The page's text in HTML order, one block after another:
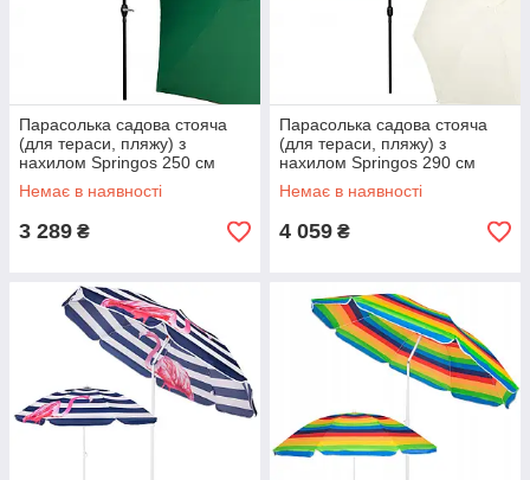
Парасолька садова стояча
(для тераси, пляжу) з
нахилом Springos 250 см
GU0014 aiw якість
Немає в наявності
3 289 ₴
Парасолька садова стояча
(для тераси, пляжу) з
нахилом Springos 290 см
GU0017 aiw якість
Немає в наявності
4 059 ₴